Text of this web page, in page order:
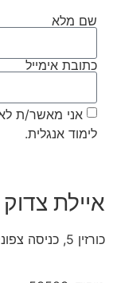
שם מלא
כתובת אימייל
אני מאשר/ת
לימוד אנגלית.
איילת
כורזין 5, כניסה צפונית, גבעתיים.